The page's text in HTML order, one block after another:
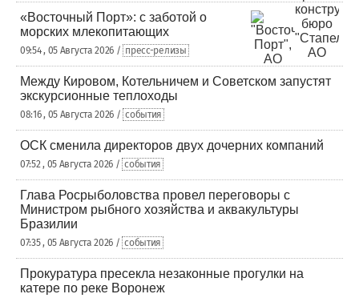
«Восточный Порт»: с заботой о
морских млекопитающих
09:54 , 05 Августа 2026 / пресс-релизы
Между Кировом, Котельничем и Советском запустят
экскурсионные теплоходы
08:16 , 05 Августа 2026 / события
ОСК сменила директоров двух дочерних компаний
07:52 , 05 Августа 2026 / события
Глава Росрыболовства провел переговоры с
Министром рыбного хозяйства и аквакультуры
Бразилии
07:35 , 05 Августа 2026 / события
Прокуратура пресекла незаконные прогулки на
катере по реке Воронеж